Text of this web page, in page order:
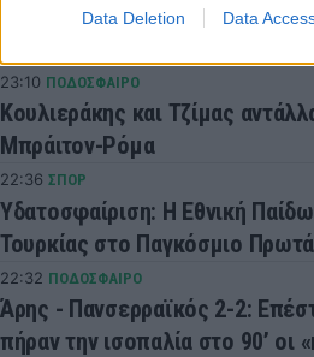
Data Deletion Data
Παναθηναϊκός: Θέλει να κάνει
23:10 ΠΟΔΟΣΦΑΙΡΟ
Κουλιεράκης και Τζίμας
Μπράιτον-Ρόμα
22:36 ΣΠΟΡ
Υδατοσφαίριση: Η Εθνική
Τουρκίας στο Παγκόσμιο
22:32 ΠΟΔΟΣΦΑΙΡΟ
Άρης - Πανσερραϊκός 2-2:
πήραν την ισοπαλία στο 90’ οι